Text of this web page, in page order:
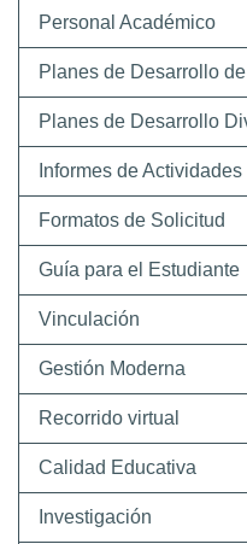
Personal Académico
Planes de Desarrollo
Planes de Desarrollo
Informes de Actividades
Formatos de Solicitud
Guía para el Estudiante
Vinculación
Gestión Moderna
Recorrido virtual
Calidad Educativa
Investigación